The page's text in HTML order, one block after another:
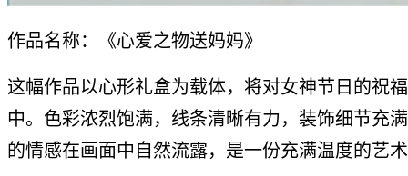
作品名称：《心爱之物送妈妈》
这幅作品以心形礼盒为载体，将对女神节日的祝
中。色彩浓烈饱满，线条清晰有力，装饰细节充
的情感在画面中自然流露，是一份充满温度的艺